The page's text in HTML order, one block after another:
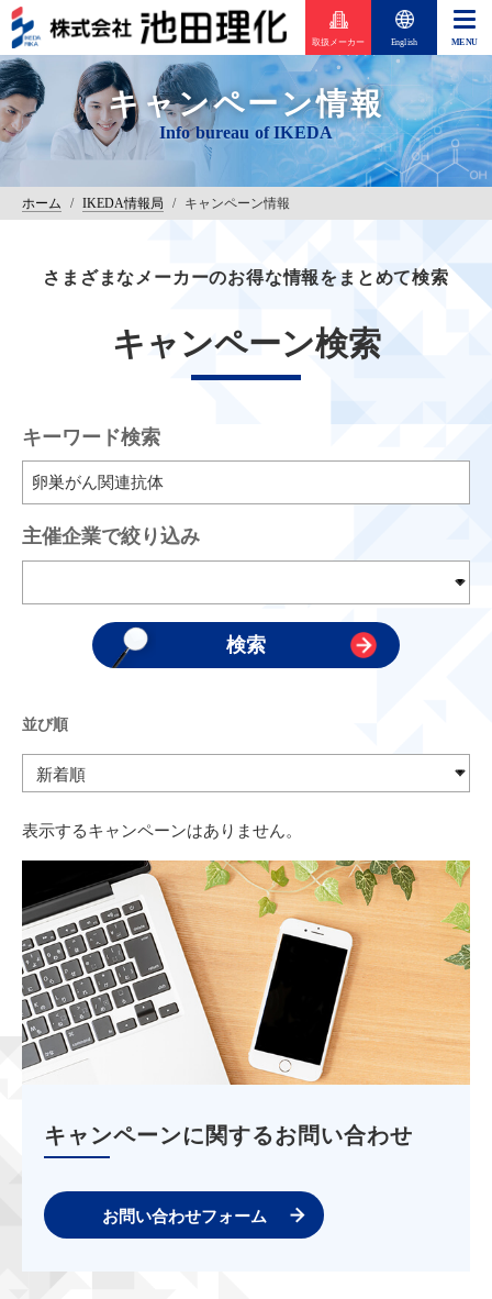
取扱メーカー English
キャンペーン情報
ホーム / IKEDA情報局 / キャンペーン情報
さまざまなメーカーのお得な情報をまとめて検索
キャンペーン検索
キーワード検索
主催企業で絞り込み
並び順
表示するキャンペーンはありません。
キャンペーンに関するお問い合わせ
お問い合わせフォーム